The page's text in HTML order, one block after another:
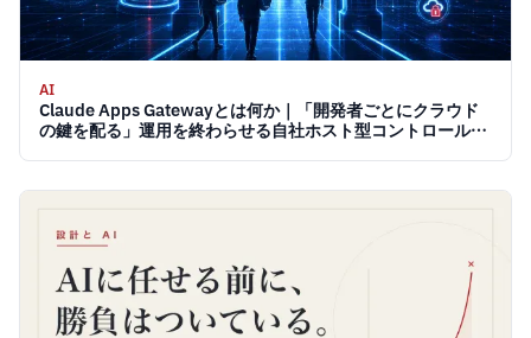
AI
Claude Apps Gatewayとは何か｜「開発者ごとにクラウド
の鍵を配る」運用を終わらせる自社ホスト型コントロールプ